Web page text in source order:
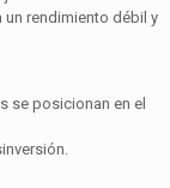
un rendimiento débil y
se posicionan en el